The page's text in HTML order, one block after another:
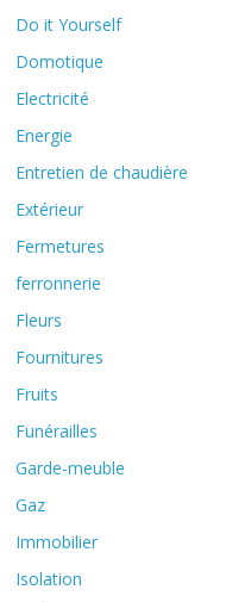
Do it Yourself
Domotique
Electricité
Energie
Entretien de chaudière
Extérieur
Fermetures
ferronnerie
Fleurs
Fournitures
Fruits
Funérailles
Garde-meuble
Gaz
Immobilier
Isolation